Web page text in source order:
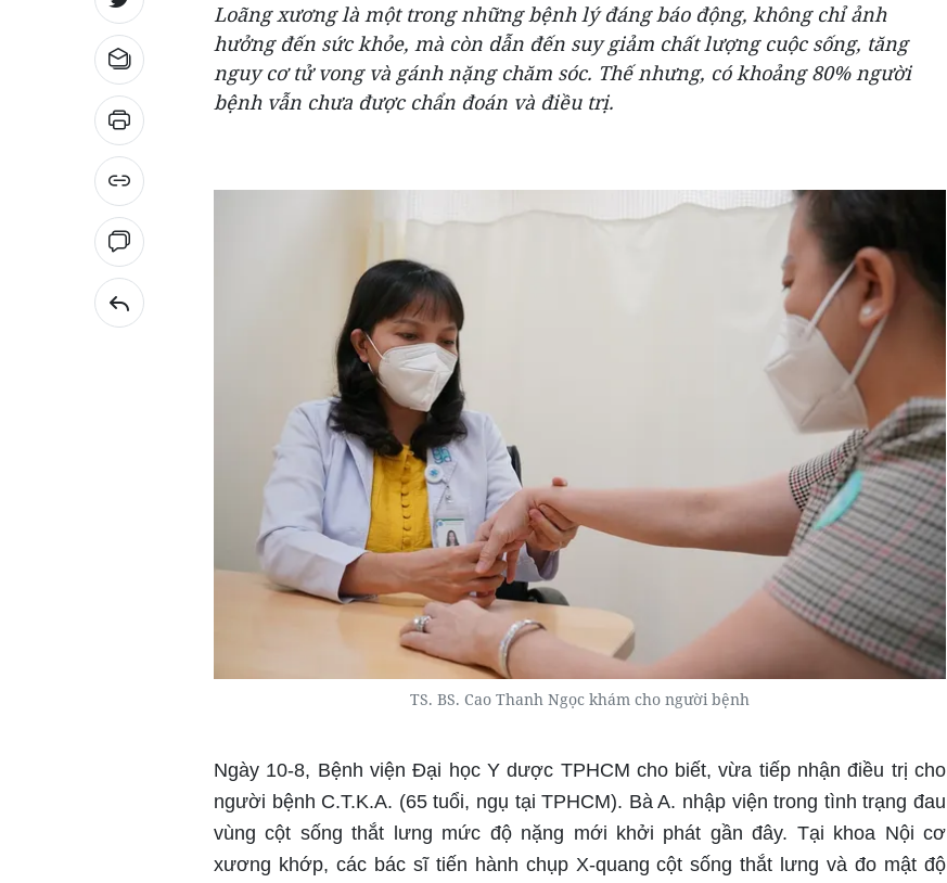
Loãng xương là một trong những bệnh lý đáng báo động, không chỉ ảnh
hưởng đến sức khỏe, mà còn dẫn đến suy giảm chất lượng cuộc sống, tăng
nguy cơ tử vong và gánh nặng chăm sóc. Thế nhưng, có khoảng 80% người
bệnh vẫn chưa được chẩn đoán và điều trị.
TS. BS. Cao Thanh Ngọc khám cho người bệnh
Ngày 10-8, Bệnh viện Đại học Y dược TPHCM cho biết, vừa tiếp nhận điều trị cho
người bệnh C.T.K.A. (65 tuổi, ngụ tại TPHCM). Bà A. nhập viện trong tình trạng đau
vùng cột sống thắt lưng mức độ nặng mới khởi phát gần đây. Tại khoa Nội cơ
xương khớp, các bác sĩ tiến hành chụp X-quang cột sống thắt lưng và đo mật độ